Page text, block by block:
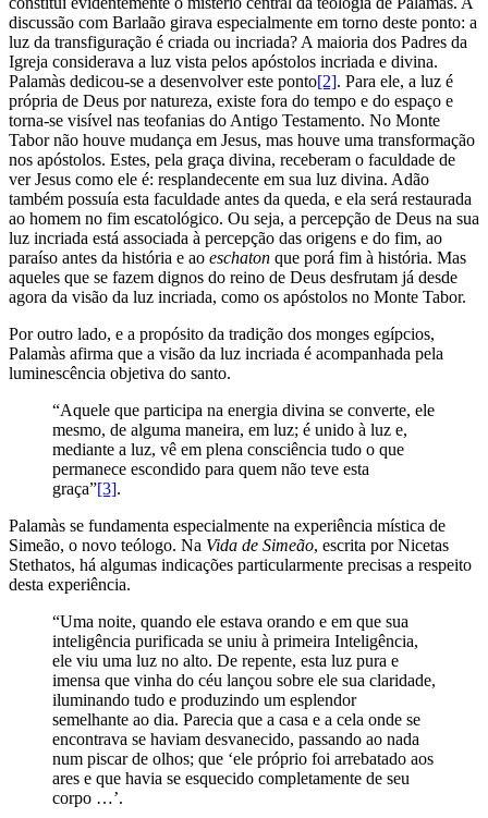
discussão com Barlaão girava especialmente em torno deste ponto: a
luz da transfiguração é criada ou incriada? A maioria dos Padres da
Igreja considerava a luz vista pelos apóstolos incriada e divina.
Palamàs dedicou-se a desenvolver este ponto[2]. Para ele, a luz é
própria de Deus por natureza, existe fora do tempo e do espaço e
torna-se visível nas teofanias do Antigo Testamento. No Monte
Tabor não houve mudança em Jesus, mas houve uma transformação
nos apóstolos. Estes, pela graça divina, receberam o faculdade de
ver Jesus como ele é: resplandecente em sua luz divina. Adão
também possuía esta faculdade antes da queda, e ela será restaurada
ao homem no fim escatológico. Ou seja, a percepção de Deus na sua
luz incriada está associada à percepção das origens e do fim, ao
paraíso antes da história e ao eschaton que porá fim à história. Mas
aqueles que se fazem dignos do reino de Deus desfrutam já desde
agora da visão da luz incriada, como os apóstolos no Monte Tabor.
Por outro lado, e a propósito da tradição dos monges egípcios,
Palamàs afirma que a visão da luz incriada é acompanhada pela
luminescência objetiva do santo.
“Aquele que participa na energia divina se converte, ele
mesmo, de alguma maneira, em luz; é unido à luz e,
mediante a luz, vê em plena consciência tudo o que
permanece escondido para quem não teve esta
graça”[3].
Palamàs se fundamenta especialmente na experiência mística de
Simeão, o novo teólogo. Na Vida de Simeão, escrita por Nicetas
Stethatos, há algumas indicações particularmente precisas a respeito
desta experiência.
“Uma noite, quando ele estava orando e em que sua
inteligência purificada se uniu à primeira Inteligência,
ele viu uma luz no alto. De repente, esta luz pura e
imensa que vinha do céu lançou sobre ele sua claridade,
iluminando tudo e produzindo um esplendor
semelhante ao dia. Parecia que a casa e a cela onde se
encontrava se haviam desvanecido, passando ao nada
num piscar de olhos; que ‘ele próprio foi arrebatado aos
ares e que havia se esquecido completamente de seu
corpo …’.